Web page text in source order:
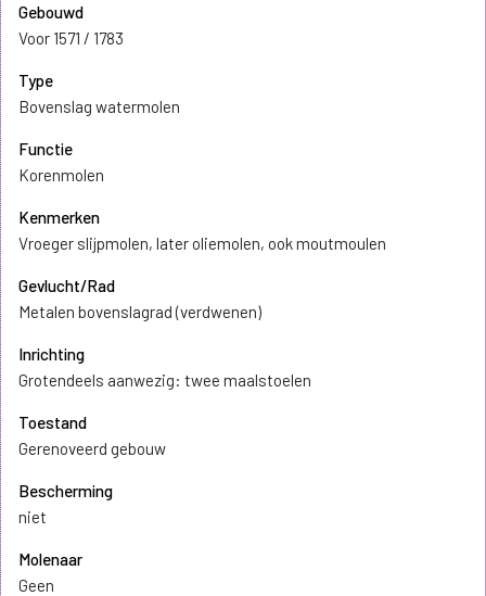
Gebouwd
Voor 1571 / 1783
Type
Bovenslag watermolen
Functie
Korenmolen
Kenmerken
Vroeger slijpmolen, later oliemolen, ook moutmoulen
Gevlucht/Rad
Metalen bovenslagrad (verdwenen)
Inrichting
Grotendeels aanwezig: twee maalstoelen
Toestand
Gerenoveerd gebouw
Bescherming
niet
Molenaar
Geen